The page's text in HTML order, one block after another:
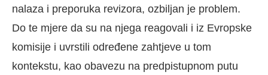
nalaza i preporuka revizora, ozbiljan je problem.
Do te mjere da su na njega reagovali i iz Evropske
komisije i uvrstili određene zahtjeve u tom
kontekstu, kao obavezu na predpistupnom putu